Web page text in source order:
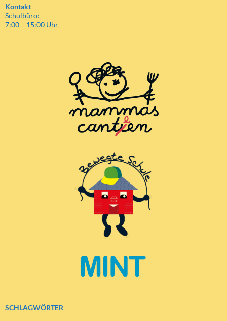
Kontakt
Schulbüro:
7:00 – 15:00 Uhr
SCHLAGWÖRTER